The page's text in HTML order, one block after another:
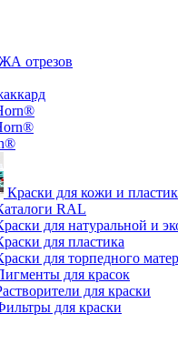
отрезов
Краски для кожи и пластика
RAL
для натуральной и
для пластика
для торпедного
для красок
для краски